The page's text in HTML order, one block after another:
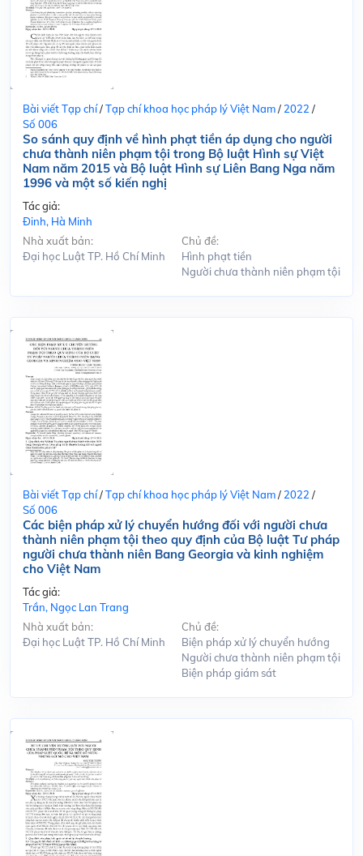
Bài viết Tạp chí/Tạp chí khoa học pháp lý Việt Nam/ 2022 /
Số 006
So sánh quy định về hình phạt tiền áp dụng cho người
chưa thành niên phạm tội trong Bộ luật Hình sự Việt
Nam năm 2015 và Bộ luật Hình sự Liên Bang Nga năm
1996 và một số kiến nghị
Tác giả:
Đinh, Hà Minh
Nhà xuất bản:
Đại học Luật TP. Hồ Chí Minh
Chủ đề:
Hình phạt tiền
Người chưa thành niên phạm tội
Bài viết Tạp chí/Tạp chí khoa học pháp lý Việt Nam/ 2022 /
Số 006
Các biện pháp xử lý chuyển hướng đối với người chưa
thành niên phạm tội theo quy định của Bộ luật Tư pháp
người chưa thành niên Bang Georgia và kinh nghiệm
cho Việt Nam
Tác giả:
Trần, Ngọc Lan Trang
Nhà xuất bản:
Đại học Luật TP. Hồ Chí Minh
Chủ đề:
Biện pháp xử lý chuyển hướng
Người chưa thành niên phạm tội
Biện pháp giám sát